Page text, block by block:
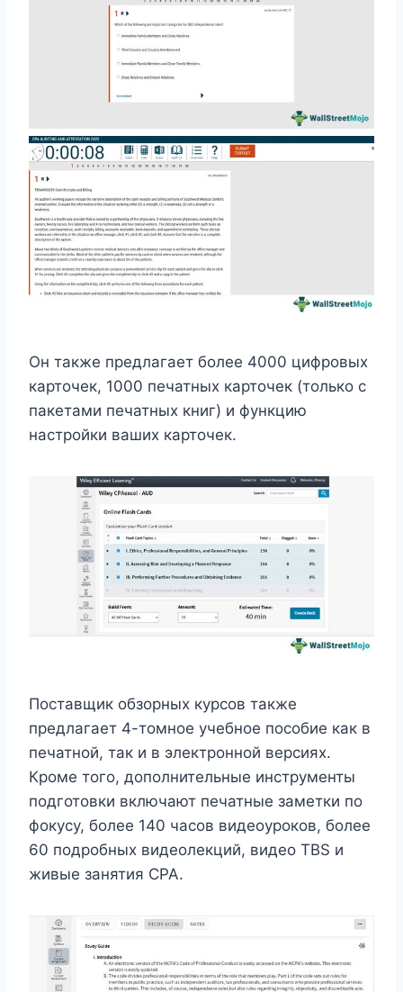
Он также предлагает более 4000 цифровых
карточек, 1000 печатных карточек (только с
пакетами печатных книг) и функцию
настройки ваших карточек.
Поставщик обзорных курсов также
предлагает 4-томное учебное пособие как в
печатной, так и в электронной версиях.
Кроме того, дополнительные инструменты
подготовки включают печатные заметки по
фокусу, более 140 часов видеоуроков, более
60 подробных видеолекций, видео TBS и
живые занятия CPA.